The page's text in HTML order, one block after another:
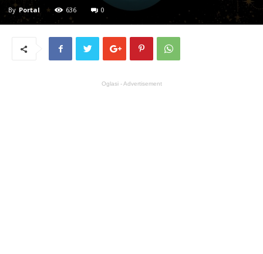
By Portal 636 0
Oglasi - Advertisement